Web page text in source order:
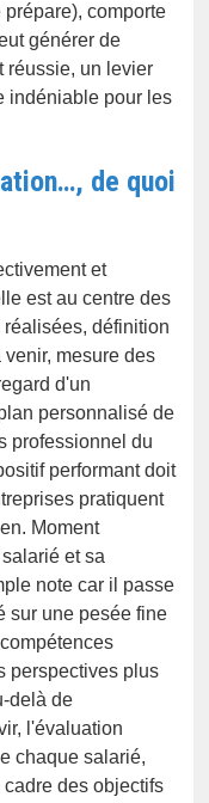
comporte
générer de
réussie, un levier
indéniable pour les
de quoi
et
est au centre des
définition
mesure des
d'un
personnalisé de
professionnel du
performant doit
pratiquent
Moment
et sa
note car il passe
sur une pesée fine
perspectives plus
delà de
l'évaluation
chaque salarié,
des objectifs